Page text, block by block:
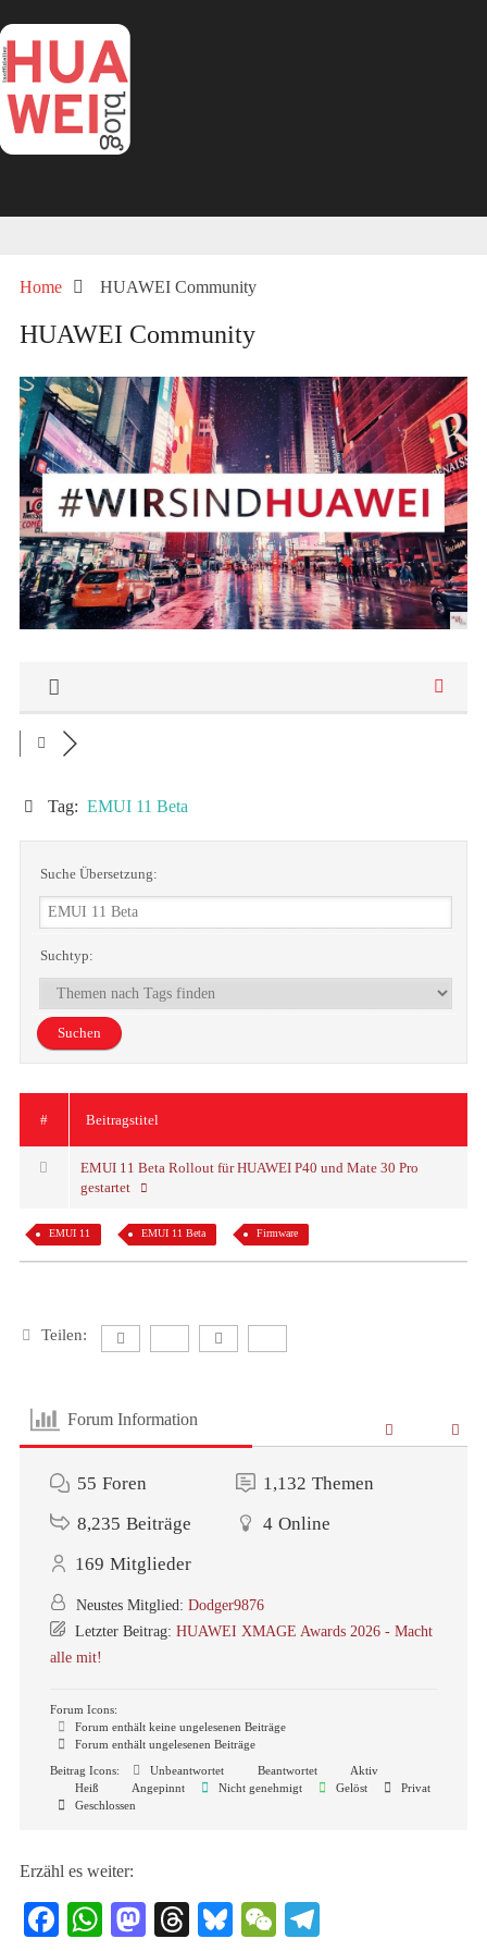
Home HUAWEI Community
HUAWEI Community
Tag: EMUI 11 Beta
Suche Übersetzung:
Suchtyp:
# Beitragstitel
EMUI 11 Beta Rollout für HUAWEI P40 und Mate 30 Pro
gestartet
EMUI 11 EMUI 11 Beta Firmware
Teilen:
Forum Information
55 Foren 1,132 Themen
8,235 Beiträge 4 Online
169 Mitglieder
Neustes Mitglied: Dodger9876
Letzter Beitrag: HUAWEI XMAGE Awards 2026 - Macht
alle mit!
Forum Icons:
Forum enthält keine ungelesenen Beiträge
Forum enthält ungelesenen Beiträge
Beitrag Icons:
Unbeantwortet Beantwortet
Aktiv
Heiß
Angepinnt Nicht genehmigt Gelöst
Privat
Geschlossen
Erzähl es weiter:
Facebook
WhatsApp
Mastodon
Threads
BlueskyWeChat